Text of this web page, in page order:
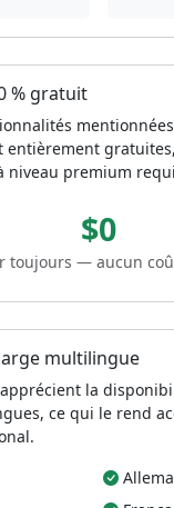
% gratuit
entièrement
niveau premium
$0
toujours — aucun
multilingue
la
ce qui le rend